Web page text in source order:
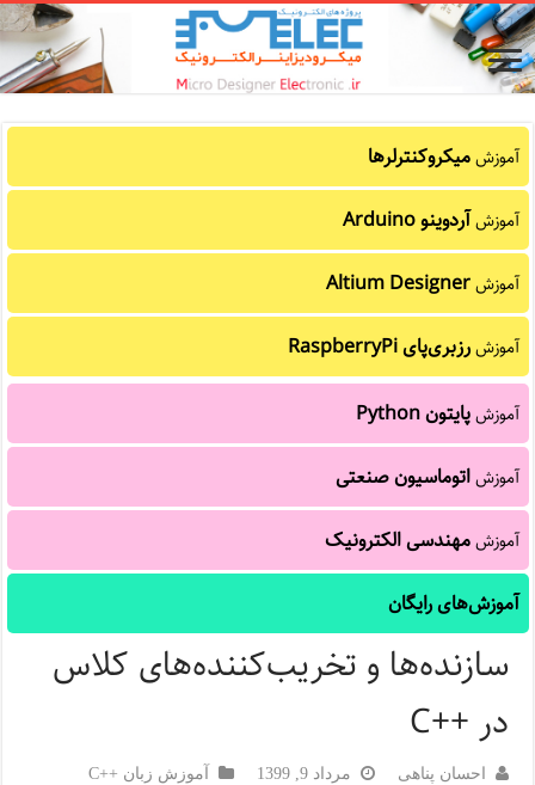
آموزشمیکروکنترلرها
آموزشآردوینو Arduino
آموزشAltium Designer
آموزشرزبری‌پای RaspberryPi
آموزشپایتون Python
آموزشاتوماسیون صنعتی
آموزشمهندسی الکترونیک
آموزش‌های رایگان
سازنده‌ها و تخریب‌کننده‌های کلاس
در ++C
احسان پناهی مرداد 9, 1399 آموزش زبان ++C